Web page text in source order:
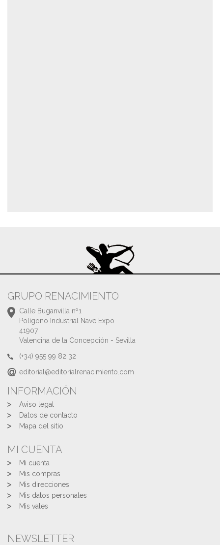
GRUPO RENACIMIENTO
Calle Buganvilla nº1
Polígono Industrial Nave Expo
41907
Valencina de la Concepción - Sevilla
(+34) 955 99 82 32
editorial@editorialrenacimiento.com
INFORMACIÓN
Aviso legal
Datos de contacto
Mapa del sitio
MI CUENTA
Mi cuenta
Mis compras
Mis direcciones
Mis datos personales
Mis vales
NEWSLETTER